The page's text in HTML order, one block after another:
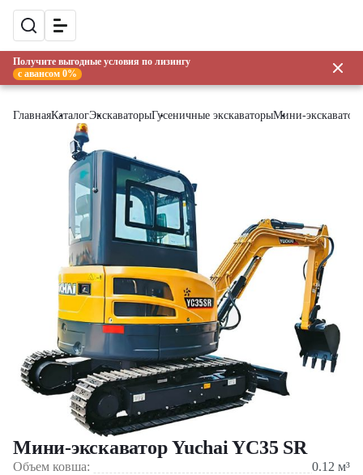
Получите выгодные условия по лизингу
с авансом 0%
ГлавнаяКаталогЭкскаваторыГусеничные экскаваторыМини-
Мини-экскаватор Yuchai YC35 SR
Объем ковша: 0.12 м³